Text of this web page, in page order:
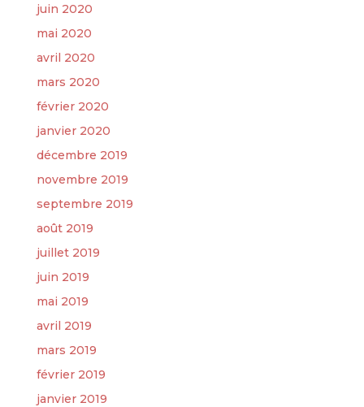
juin 2020
mai 2020
avril 2020
mars 2020
février 2020
janvier 2020
décembre 2019
novembre 2019
septembre 2019
août 2019
juillet 2019
juin 2019
mai 2019
avril 2019
mars 2019
février 2019
janvier 2019